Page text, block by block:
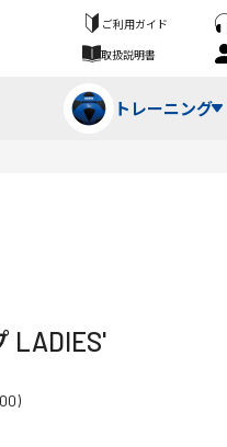
ご利用ガイド
取扱説明書
トレーニング
LADIES'